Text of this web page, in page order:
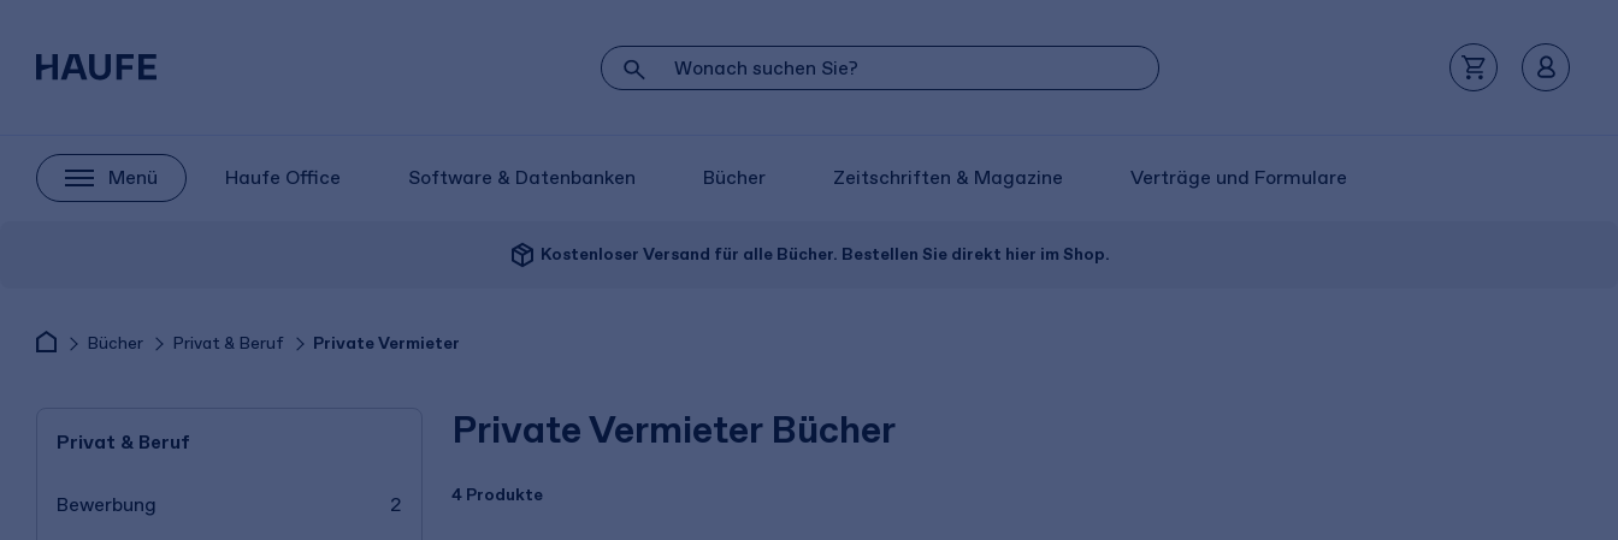
Menü Haufe Office Software & Datenbanken Bücher Zeitschriften & Magazine Verträge und Formulare
package_2 Kostenloser Versand für alle Bücher. Bestellen Sie direkt hier im Shop.
Bücher Privat & Beruf Private Vermieter
Private Vermieter Bücher
4 Produkte
Privat & Beruf
Bewerbung 2